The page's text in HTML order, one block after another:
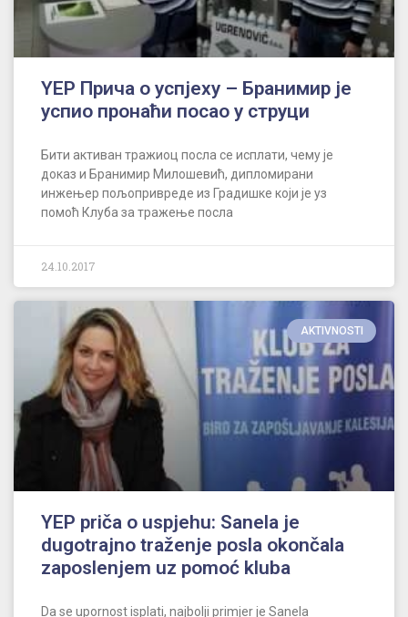
YEP Прича о успјеху – Бранимир је
успио пронаћи посао у струци
Бити активан тражиоц посла се исплати, чему је
доказ и Бранимир Милошевић, дипломирани
инжењер пољопривреде из Градишке који је уз
помоћ Клуба за тражење посла
24.10.2017
AKTIVNOSTI
YEP priča o uspjehu: Sanela je
dugotrajno traženje posla okončala
zaposlenjem uz pomoć kluba
Da se upornost isplati, najbolji primjer je Sanela